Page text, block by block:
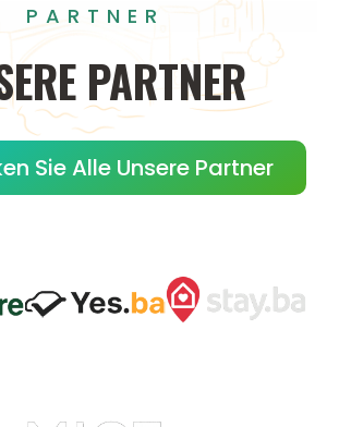
PARTNER
PARTNER
Sie Alle Unsere Partner